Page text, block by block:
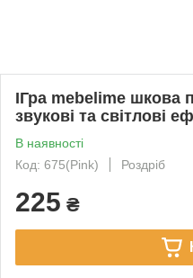
ІГра mebelime шкова
звукові та світлові
В наявності
Код: 675(Pink)
Роздріб
225 ₴